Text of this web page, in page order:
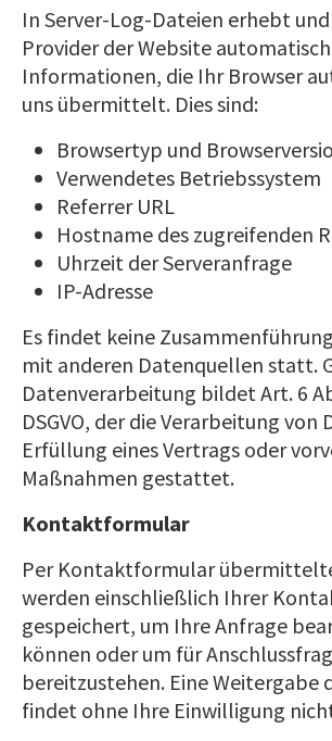
In Server-Log-Dateien erhebt
Provider der Website automatisch
Informationen, die Ihr Browser
uns übermittelt. Dies sind:
Browsertyp und
Verwendetes Betriebssystem
Referrer URL
Hostname des zugreifenden
Uhrzeit der Serveranfrage
IP-Adresse
Es findet keine
mit anderen Datenquellen statt.
Datenverarbeitung bildet Art. 6
DSGVO, der die Verarbeitung von
Erfüllung eines Vertrags oder
Maßnahmen gestattet.
Kontaktformular
Per Kontaktformular
werden einschließlich Ihrer
gespeichert, um Ihre Anfrage
können oder um für
bereitzustehen. Eine Weitergabe
findet ohne Ihre Einwilligung